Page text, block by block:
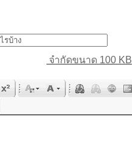
จำกัดขนาด 100 KB